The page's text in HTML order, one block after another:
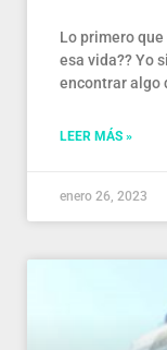
Lo primero
esa vida?? Yo
encontrar algo
LEER MÁS »
enero 26, 2023